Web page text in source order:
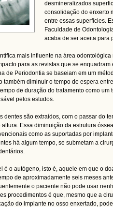
desmineralizados
consolidação do enxerto
entre essas superfícies.
Faculdade de
acaba de ser aceita para
mais influente na área
para as revistas que se
de Periodontia se baseiam em um
também diminuir o tempo de espera
de duração do tratamento como um
pelos estudos.
dentes são extraídos, com o passar do
Essa diminuição da estrutura
como as suportadas por
há algum tempo, se submetam a
é o autógeno, isto é, aquele em que o
de aproximadamente seis meses
o paciente não pode usar
procedimentos é que, mesmo que a
do implante no osso enxertado,